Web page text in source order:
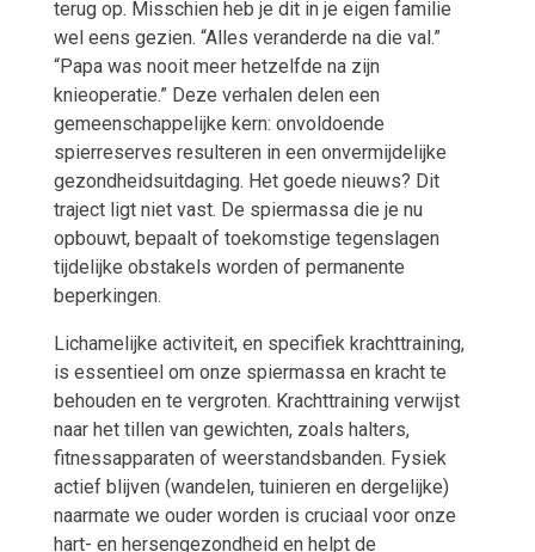
terug op. Misschien heb je dit in je eigen familie
wel eens gezien. “Alles veranderde na die val.”
“Papa was nooit meer hetzelfde na zijn
knieoperatie.” Deze verhalen delen een
gemeenschappelijke kern: onvoldoende
spierreserves resulteren in een onvermijdelijke
gezondheidsuitdaging. Het goede nieuws? Dit
traject ligt niet vast. De spiermassa die je nu
opbouwt, bepaalt of toekomstige tegenslagen
tijdelijke obstakels worden of permanente
beperkingen.
Lichamelijke activiteit, en specifiek krachttraining,
is essentieel om onze spiermassa en kracht te
behouden en te vergroten. Krachttraining verwijst
naar het tillen van gewichten, zoals halters,
fitnessapparaten of weerstandsbanden. Fysiek
actief blijven (wandelen, tuinieren en dergelijke)
naarmate we ouder worden is cruciaal voor onze
hart- en hersengezondheid en helpt de